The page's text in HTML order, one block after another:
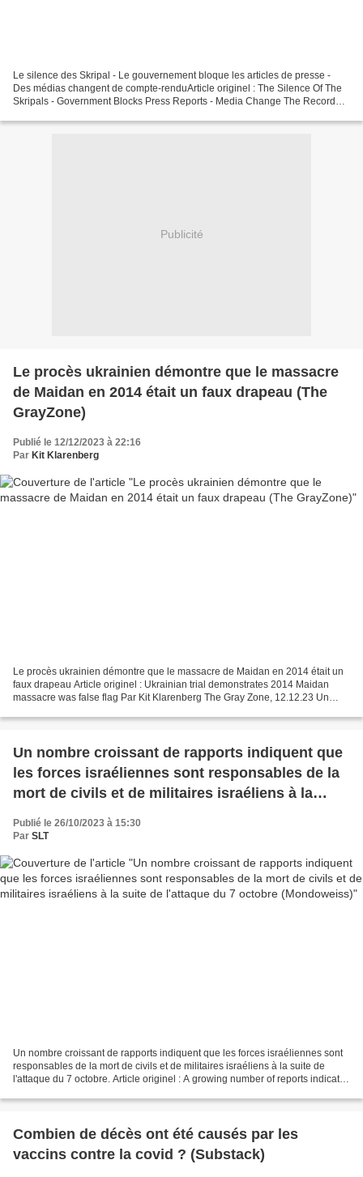
Le silence des Skripal - Le gouvernement bloque les articles de presse -
Des médias changent de compte-renduArticle originel : The Silence Of The
Skripals - Government Blocks Press Reports - Media Change The Record
Publicité
Le procès ukrainien démontre que le massacre
de Maidan en 2014 était un faux drapeau (The
GrayZone)
Publié le 12/12/2023 à 22:16
Par Kit Klarenberg
Le procès ukrainien démontre que le massacre de Maidan en 2014 était un
faux drapeau Article originel : Ukrainian trial demonstrates 2014 Maidan
massacre was false flag Par Kit Klarenberg The Gray Zone, 12.12.23 Un
Un nombre croissant de rapports indiquent que
les forces israéliennes sont responsables de la
mort de civils et de militaires israéliens à la
suite de l'attaque du 7 octobre (Mondoweiss)
Publié le 26/10/2023 à 15:30
Par SLT
Un nombre croissant de rapports indiquent que les forces israéliennes sont
responsables de la mort de civils et de militaires israéliens à la suite de
l'attaque du 7 octobre. Article originel : A growing number of reports indicate
Combien de décès ont été causés par les
vaccins contre la covid ? (Substack)